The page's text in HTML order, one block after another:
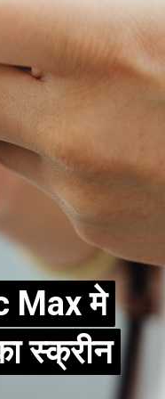
Max मे
स्क्रीन
Max मे
स्क्रीन